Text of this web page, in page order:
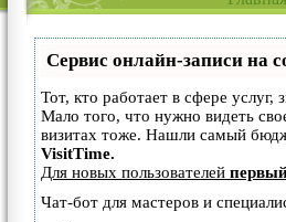
Сервис онлайн-записи на
Тот, кто работает в сфере услуг,
Мало того, что нужно видеть
визитах тоже. Нашли самый
VisitTime.
Для новых пользователей
Чат-бот для мастеров и